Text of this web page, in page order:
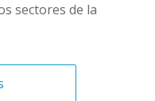
sectores de la